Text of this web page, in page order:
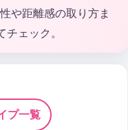
や距離感の取り方ま
チェック。
プ一覧